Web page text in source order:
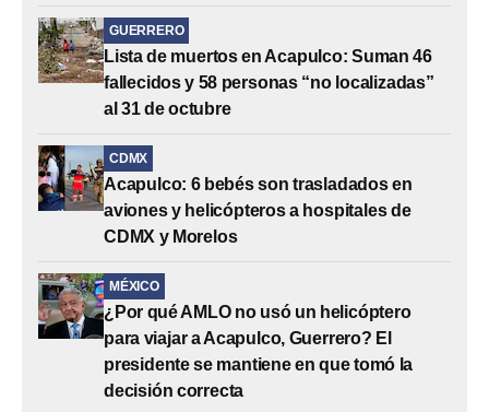
GUERRERO
Lista de muertos en Acapulco: Suman 46
fallecidos y 58 personas “no localizadas”
al 31 de octubre
CDMX
Acapulco: 6 bebés son trasladados en
aviones y helicópteros a hospitales de
CDMX y Morelos
MÉXICO
¿Por qué AMLO no usó un helicóptero
para viajar a Acapulco, Guerrero? El
presidente se mantiene en que tomó la
decisión correcta